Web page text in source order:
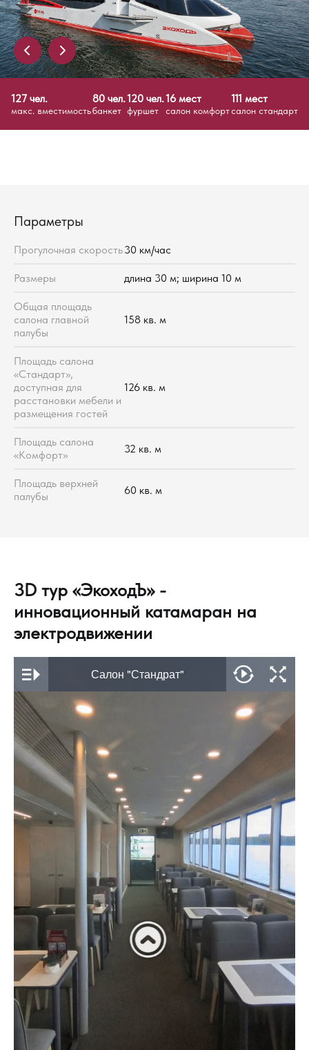
127 чел.
макс. вместимость
80 чел.
банкет
120 чел.
фуршет
16 мест
салон комфорт
111 мест
салон стандарт
Параметры
Прогулочная скорость30 км/час
Размеры длина 30 м; ширина 10 м
Общая площадь
салона главной
палубы
158 кв. м
Площадь салона
«Стандарт»,
доступная для
расстановки мебели и
размещения гостей
126 кв. м
Площадь салона
«Комфорт»
32 кв. м
Площадь верхней
палубы
60 кв. м
3D тур «ЭкоходЪ» -
инновационный катамаран на
электродвижении